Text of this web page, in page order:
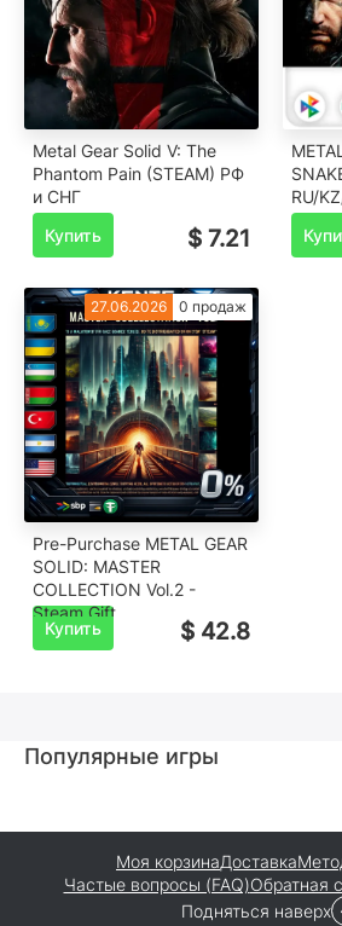
Metal Gear Solid V: The
Phantom Pain (STEAM) РФ
и СНГ
Купить
$ 7.21
RU/
27.06.2026 0 продаж
Pre-Purchase METAL GEAR
SOLID: MASTER
COLLECTION Vol.2 -
Steam Gift
Купить $ 42.8
Популярные игры
Моя корзинаДоставка
Частые вопросы (FAQ)Обратная
Подняться наверх